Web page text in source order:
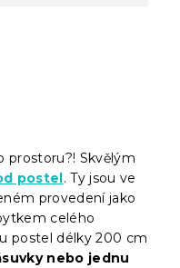
prostoru?! Skvělým
postel. Ty jsou ve
provedení jako
celého
postel délky 200 cm
nebo jednu